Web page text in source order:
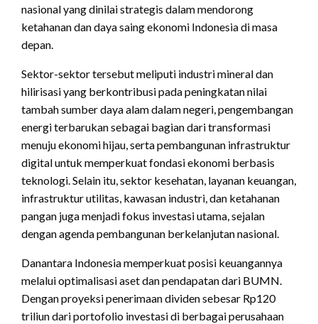
nasional yang dinilai strategis dalam mendorong
ketahanan dan daya saing ekonomi Indonesia di masa
depan.
Sektor-sektor tersebut meliputi industri mineral dan
hilirisasi yang berkontribusi pada peningkatan nilai
tambah sumber daya alam dalam negeri, pengembangan
energi terbarukan sebagai bagian dari transformasi
menuju ekonomi hijau, serta pembangunan infrastruktur
digital untuk memperkuat fondasi ekonomi berbasis
teknologi. Selain itu, sektor kesehatan, layanan keuangan,
infrastruktur utilitas, kawasan industri, dan ketahanan
pangan juga menjadi fokus investasi utama, sejalan
dengan agenda pembangunan berkelanjutan nasional.
Danantara Indonesia memperkuat posisi keuangannya
melalui optimalisasi aset dan pendapatan dari BUMN.
Dengan proyeksi penerimaan dividen sebesar Rp120
triliun dari portofolio investasi di berbagai perusahaan